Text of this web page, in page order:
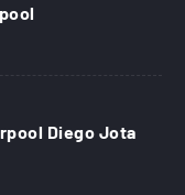
Diego Jota